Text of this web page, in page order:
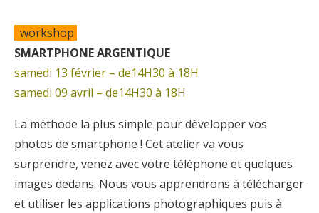
workshop
SMARTPHONE ARGENTIQUE
samedi 13 février – de14H30 à 18H
samedi 09 avril – de14H30 à 18H
La méthode la plus simple pour développer vos
photos de smartphone ! Cet atelier va vous
surprendre, venez avec votre téléphone et quelques
images dedans. Nous vous apprendrons à télécharger
et utiliser les applications photographiques puis à